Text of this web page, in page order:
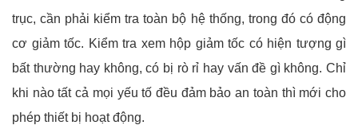
trục, cần phải kiểm tra toàn bộ hệ thống, trong đó có động
cơ giảm tốc. Kiểm tra xem hộp giảm tốc có hiện tượng gì
bất thường hay không, có bị rò rỉ hay vấn đề gì không. Chỉ
khi nào tất cả mọi yếu tố đều đảm bảo an toàn thì mới cho
phép thiết bị hoạt động.